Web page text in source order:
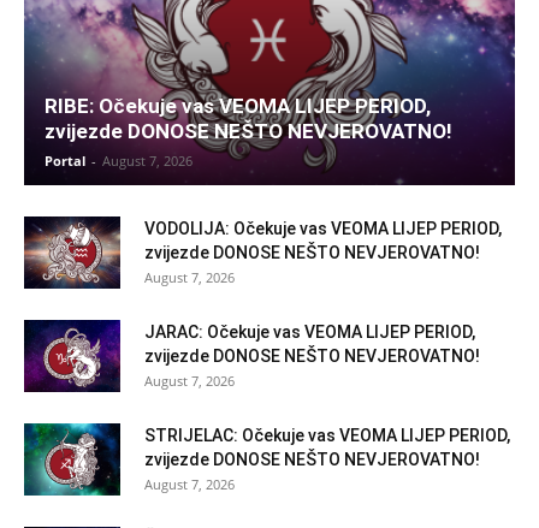
RIBE: Očekuje vas VEOMA LIJEP PERIOD,
zvijezde DONOSE NEŠTO NEVJEROVATNO!
Portal - August 7, 2026
VODOLIJA: Očekuje vas VEOMA LIJEP PERIOD,
zvijezde DONOSE NEŠTO NEVJEROVATNO!
August 7, 2026
JARAC: Očekuje vas VEOMA LIJEP PERIOD,
zvijezde DONOSE NEŠTO NEVJEROVATNO!
August 7, 2026
STRIJELAC: Očekuje vas VEOMA LIJEP PERIOD,
zvijezde DONOSE NEŠTO NEVJEROVATNO!
August 7, 2026